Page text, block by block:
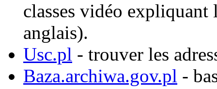
classes vidéo expliquant
anglais).
Usc.pl - trouver les
Baza.archiwa.gov.pl -